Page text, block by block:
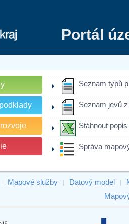
Portál
Seznam typů
Seznam jevů
Stáhnout
Správa
Mapové služby Datový model